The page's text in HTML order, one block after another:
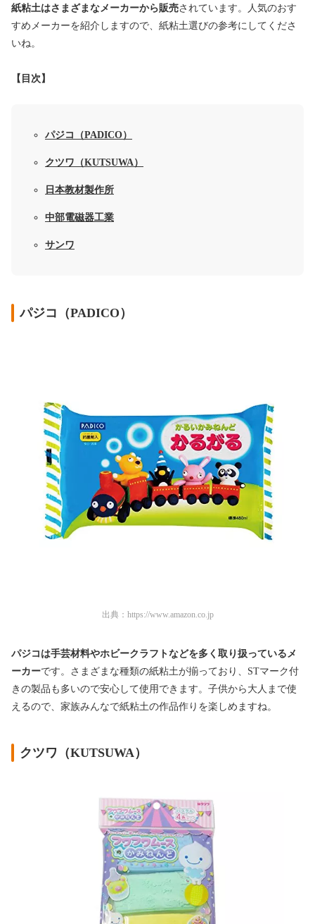
紙粘土はさまざまなメーカーから販売されています。人気のおす
すめメーカーを紹介しますので、紙粘土選びの参考にしてくださ
いね。
【目次】
パジコ（PADICO）
クツワ（KUTSUWA）
日本教材製作所
中部電磁器工業
サンワ
パジコ（PADICO）
出典： https://www.amazon.co.jp
パジコは手芸材料やホビークラフトなどを多く取り扱っているメ
ーカーです。さまざまな種類の紙粘土が揃っており、STマーク付
きの製品も多いので安心して使用できます。子供から大人まで使
えるので、家族みんなで紙粘土の作品作りを楽しめますね。
クツワ（KUTSUWA）